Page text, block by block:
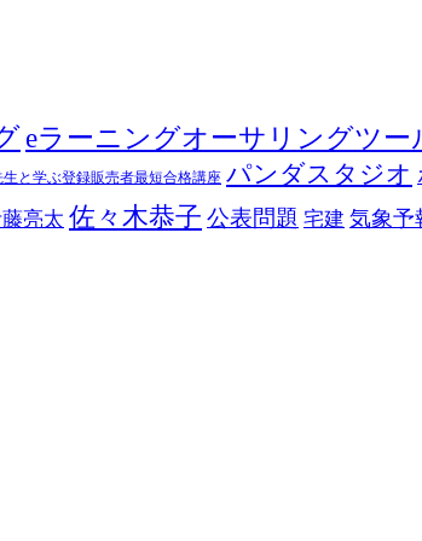
eラーニングオーサリングツー
生と学ぶ登録販売者最短合格講座 パンダスタジオ
亮太 佐々木恭子 公表問題 宅建 気象予